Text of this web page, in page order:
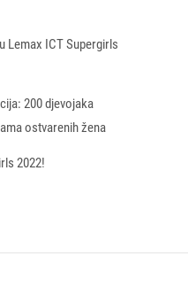
Lemax ICT Supergirls
200 djevojaka
ostvarenih žena
2022!